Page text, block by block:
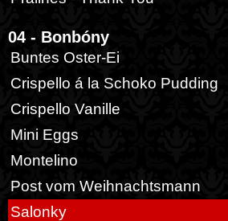
04 - Bonbóny
Buntes Oster-Ei
Crispello á la Schoko Pudding
Crispello Vanille
Mini Eggs
Montelino
Post vom Weihnachtsmann
Salonky